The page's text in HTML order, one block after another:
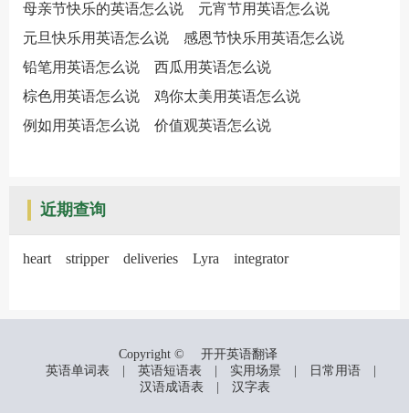
母亲节快乐的英语怎么说
元宵节用英语怎么说
元旦快乐用英语怎么说
感恩节快乐用英语怎么说
铅笔用英语怎么说
西瓜用英语怎么说
棕色用英语怎么说
鸡你太美用英语怎么说
例如用英语怎么说
价值观英语怎么说
近期查询
heart stripper deliveries Lyra integrator
Copyright ©
开开英语翻译
英语单词表
英语短语表 实用场景 日常用语
汉语成语表
汉字表